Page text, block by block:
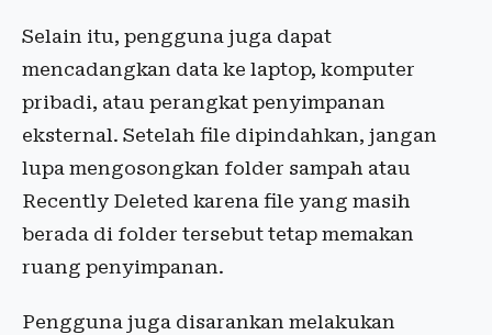
Selain itu, pengguna juga dapat
mencadangkan data ke laptop, komputer
pribadi, atau perangkat penyimpanan
eksternal. Setelah file dipindahkan, jangan
lupa mengosongkan folder sampah atau
Recently Deleted karena file yang masih
berada di folder tersebut tetap memakan
ruang penyimpanan.
Pengguna juga disarankan melakukan